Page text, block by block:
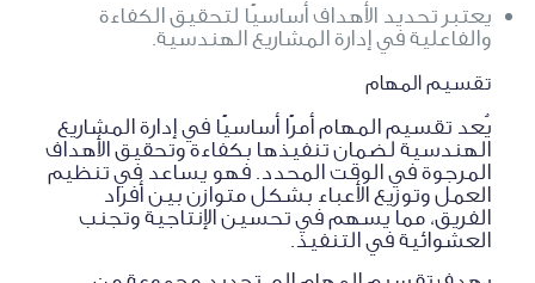
يعتبر تحديد الأهداف أساسيًا لتحقيق الكفاءة
والفاعلية في إدارة المشاريع الهندسية.
تقسيم المهام
يُعد تقسيم المهام أمرًا أساسيًا في إدارة المشاريع
الهندسية لضمان تنفيذها بكفاءة وتحقيق الأهداف
المرجوة في الوقت المحدد. فهو يساعد في تنظيم
العمل وتوزيع الأعباء بشكل متوازن بين أفراد
الفريق، مما يسهم في تحسين الإنتاجية وتجنب
العشوائية في التنفيذ.